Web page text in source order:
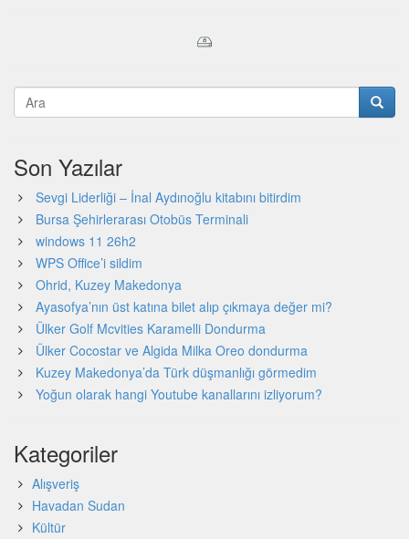
Son Yazılar
Sevgi Liderliği – İnal Aydınoğlu kitabını bitirdim
Bursa Şehirlerarası Otobüs Terminali
windows 11 26h2
WPS Office’i sildim
Ohrid, Kuzey Makedonya
Ayasofya’nın üst katına bilet alıp çıkmaya değer mi?
Ülker Golf Mcvities Karamelli Dondurma
Ülker Cocostar ve Algida Milka Oreo dondurma
Kuzey Makedonya’da Türk düşmanlığı görmedim
Yoğun olarak hangi Youtube kanallarını izliyorum?
Kategoriler
Alışveriş
Havadan Sudan
Kültür